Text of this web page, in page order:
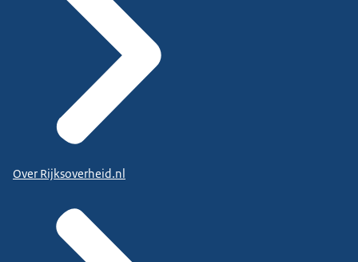
Over Rijksoverheid.nl